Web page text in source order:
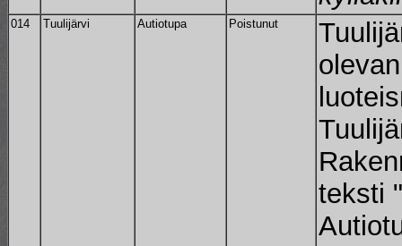
014 Tuulijärvi Autiotupa Poistunut
teksti